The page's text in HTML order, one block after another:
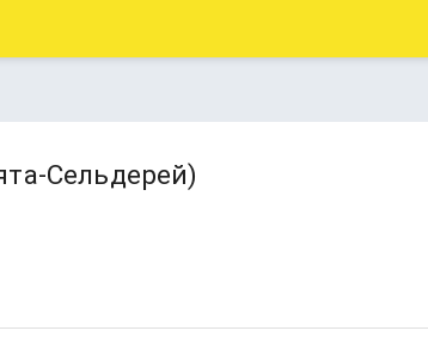
Сельдерей)